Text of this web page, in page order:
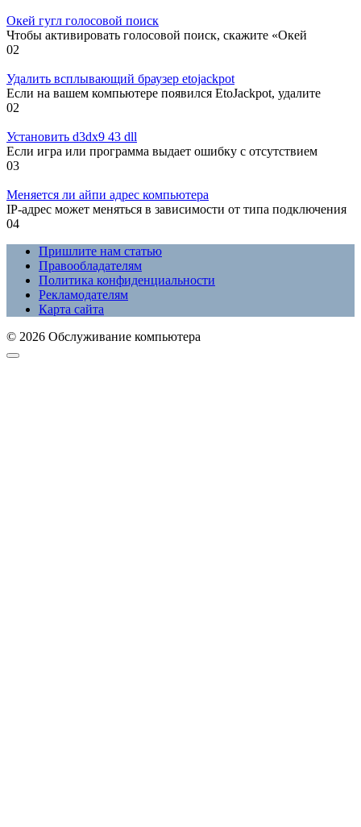
Окей гугл голосовой поиск
Чтобы активировать голосовой поиск, скажите «Окей
02
Удалить всплывающий браузер etojackpot
Если на вашем компьютере появился EtoJackpot, удалите
02
Установить d3dx9 43 dll
Если игра или программа выдает ошибку с отсутствием
03
Меняется ли айпи адрес компьютера
IP-адрес может меняться в зависимости от типа подключения
04
Пришлите нам статью
Правообладателям
Политика конфиденциальности
Рекламодателям
Карта сайта
© 2026 Обслуживание компьютера